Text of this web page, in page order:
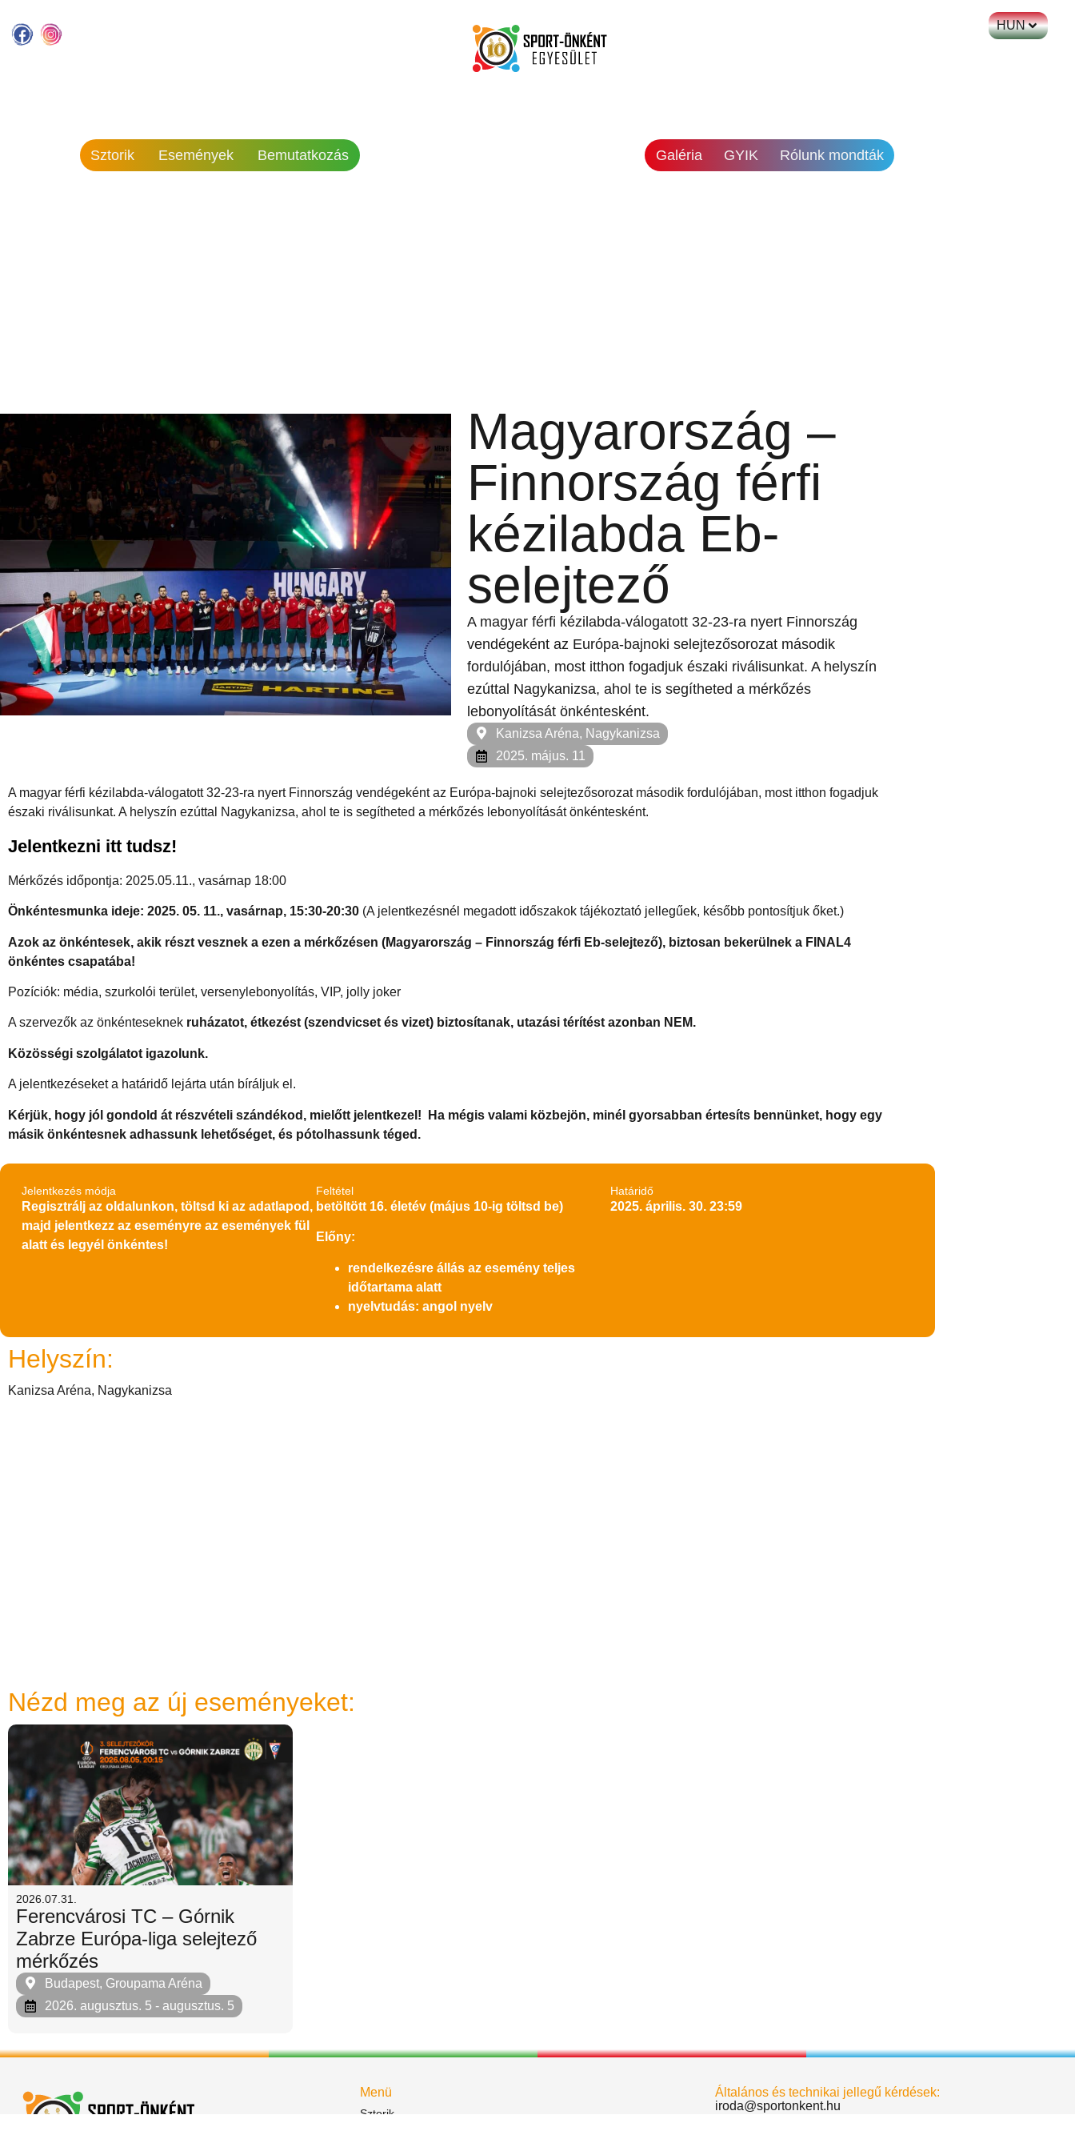
Sztorik Események Bemutatkozás Galéria GYIK Rólunk mondták
HUN
Magyarország –
Finnország férfi
kézilabda Eb-
selejtező
A magyar férfi kézilabda-válogatott 32-23-ra nyert Finnország
vendégeként az Európa-bajnoki selejtezősorozat második
fordulójában, most itthon fogadjuk északi riválisunkat. A helyszín
ezúttal Nagykanizsa, ahol te is segítheted a mérkőzés
lebonyolítását önkéntesként.
Kanizsa Aréna, Nagykanizsa
2025. május. 11
A magyar férfi kézilabda-válogatott 32-23-ra nyert Finnország vendégeként az Európa-bajnoki selejtezősorozat második fordulójában, most itthon fogadjuk
északi riválisunkat. A helyszín ezúttal Nagykanizsa, ahol te is segítheted a mérkőzés lebonyolítását önkéntesként.
Jelentkezni itt tudsz!
Mérkőzés időpontja: 2025.05.11., vasárnap 18:00
Önkéntesmunka ideje: 2025. 05. 11., vasárnap, 15:30-20:30 (A jelentkezésnél megadott időszakok tájékoztató jellegűek, később pontosítjuk őket.)
Azok az önkéntesek, akik részt vesznek a ezen a mérkőzésen (Magyarország – Finnország férfi Eb-selejtező), biztosan bekerülnek a FINAL4
önkéntes csapatába!
Pozíciók: média, szurkolói terület, versenylebonyolítás, VIP, jolly joker
A szervezők az önkénteseknek ruházatot, étkezést (szendvicset és vizet) biztosítanak, utazási térítést azonban NEM.
Közösségi szolgálatot igazolunk.
A jelentkezéseket a határidő lejárta után bíráljuk el.
Kérjük, hogy jól gondold át részvételi szándékod, mielőtt jelentkezel! Ha mégis valami közbejön, minél gyorsabban értesíts bennünket, hogy egy
másik önkéntesnek adhassunk lehetőséget, és pótolhassunk téged.
Jelentkezés módja
Regisztrálj az oldalunkon, töltsd ki az adatlapod,
majd jelentkezz az eseményre az események fül
alatt és legyél önkéntes!
Feltétel
betöltött 16. életév (május 10-ig töltsd be)
Előny:
rendelkezésre állás az esemény teljes
időtartama alatt
nyelvtudás: angol nyelv
Határidő
2025. április. 30. 23:59
Helyszín:
Kanizsa Aréna, Nagykanizsa
Nézd meg az új eseményeket:
2026.07.31.
Ferencvárosi TC – Górnik
Zabrze Európa-liga selejtező
mérkőzés
Budapest, Groupama Aréna
2026. augusztus. 5 - augusztus. 5
Menü
Sztorik
Általános és technikai jellegű kérdések:
iroda@sportonkent.hu